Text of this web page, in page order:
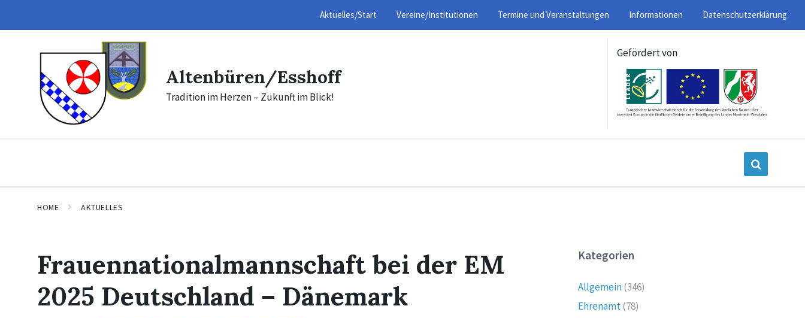
content
footer
Aktuelles/Start Vereine/Institutionen Termine und Veranstaltungen Informationen Datenschutzerklärung
Altenbüren/Esshoff
Tradition im Herzen – Zukunft im Blick!
Gefördert von
HOME AKTUELLES
Frauennationalmannschaft bei der EM
2025 Deutschland – Dänemark
Kategorien
Allgemein(346)
Ehrenamt(78)